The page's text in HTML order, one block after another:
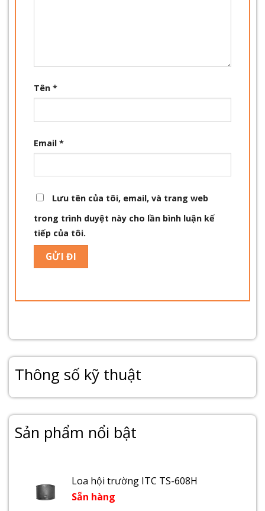
Tên *
Email *
Lưu tên của tôi, email, và trang web
trong trình duyệt này cho lần bình luận kế
tiếp của tôi.
Thông số kỹ thuật
Sản phẩm nổi bật
Loa hội trường ITC TS-608H
Sẵn hàng